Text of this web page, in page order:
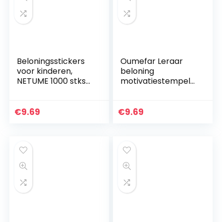
Beloningsstickers
voor kinderen,
NETUME 1000 stks
leraren,
€9.69
Oumefar Leraar
beloning
motivatiestempel
lof beloning
€9.69